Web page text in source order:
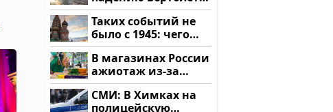
на Кавказе: читать
здесь
Таких событий не
было с 1945: чего
ждать всем нам?
В магазинах России
ажиотаж из-за
этого продукта: что
купить?
СМИ: В Химках на
полицейскую